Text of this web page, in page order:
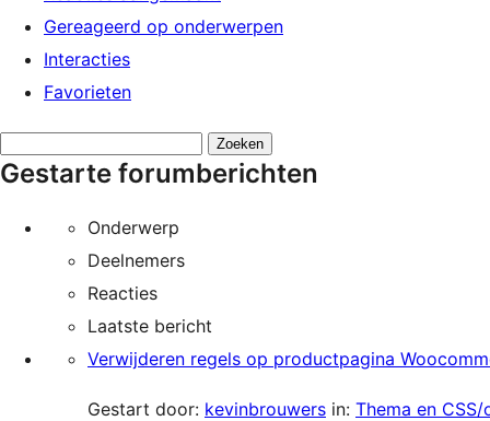
Gereageerd op onderwerpen
Interacties
Favorieten
zoeken:
Gestarte forumberichten
Onderwerp
Deelnemers
Reacties
Laatste bericht
Verwijderen regels op productpagina
Gestart door: kevinbrouwers in: Thema en